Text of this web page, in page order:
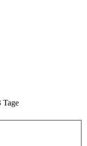
Tage